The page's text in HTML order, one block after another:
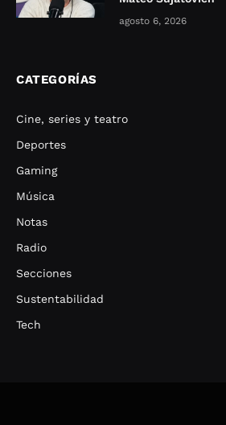
agosto 6, 2026
CATEGORÍAS
Cine, series y teatro
Deportes
Gaming
Música
Notas
Radio
Secciones
Sustentabilidad
Tech